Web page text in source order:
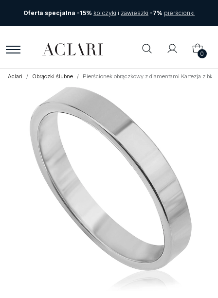
Oferta specjalna -15% kolczyki i zawieszki -7% pierścionki
0
Aclari Obrączki ślubne Pierścionek obrączkowy z diamentami Kartezja z